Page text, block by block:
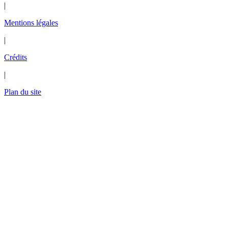
|
Mentions légales
|
Crédits
|
Plan du site